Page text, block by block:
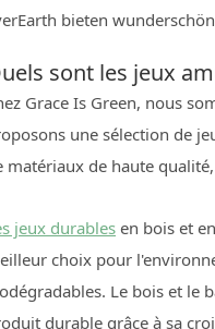
bieten
sont les jeux
Grace Is Green, nous
une sélection de
matériaux de haute
jeux durables en bois et
choix pour
Le bois et le
durable grâce à sa